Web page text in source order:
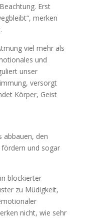
Erst
merken
viel mehr als
und
unser
versorgt
Körper, Geist
abbauen, den
und sogar
blockierter
zu Müdigkeit,
nicht, wie sehr